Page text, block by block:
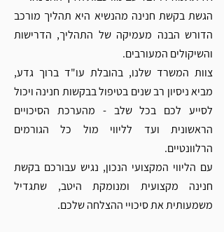
והשיקולים המעורבים.
הרלוונטיים.
משמעותית את סיכויי ההצלחה שלכם.